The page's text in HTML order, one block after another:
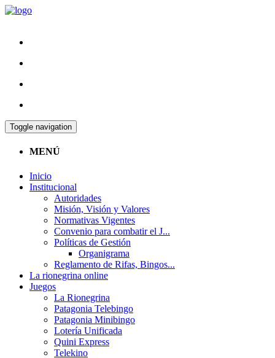
Toggle navigation
MENÚ
Inicio
Institucional
Autoridades
Misión, Visión y Valores
Normativas Vigentes
Convenio para combatir el J...
Políticas de Gestión
Organigrama
Reglamento de Rifas, Bingos...
La rionegrina online
Juegos
La Rionegrina
Patagonia Telebingo
Patagonia Minibingo
Lotería Unificada
Quini Express
Telekino